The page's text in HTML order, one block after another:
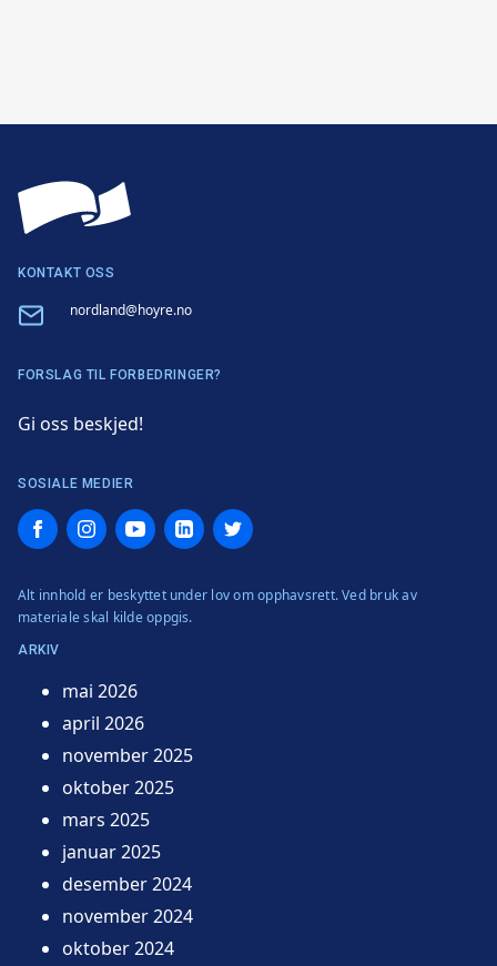
KONTAKT OSS
Email nordland@hoyre.no
FORSLAG TIL FORBEDRINGER?
Gi oss beskjed!
SOSIALE MEDIER
FacebookInstagramYouTubeLinkedInTwitter
Alt innhold er beskyttet under lov om opphavsrett. Ved bruk av
materiale skal kilde oppgis.
ARKIV
mai 2026
april 2026
november 2025
oktober 2025
mars 2025
januar 2025
desember 2024
november 2024
oktober 2024